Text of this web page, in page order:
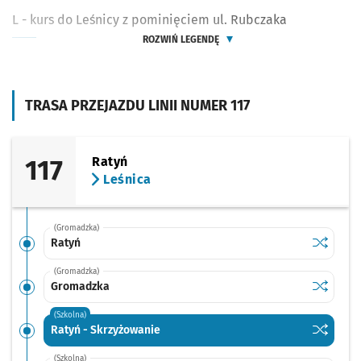
TRASA PRZEJAZDU LINII NUMER 117
117
Ratyń
Leśnica
(Gromadzka)
Ratyń Sprawdź
Ratyń
(Gromadzka)
Gromadzka Sprawdź
(Szkolna)
Ratyń - Skrzyżowanie Sprawdź
Ratyń -
(Szkolna)
L - kurs do Leśnicy z pominięciem ul. Rubczaka
ROZWIŃ LEGENDĘ